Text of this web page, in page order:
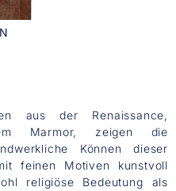
aus der Renaissance,
Marmor, zeigen die
Können dieser
feinen Motiven kunstvoll
religiöse Bedeutung als